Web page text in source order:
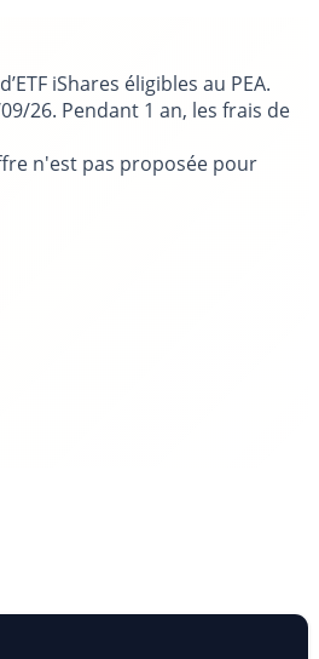
iShares éligibles au PEA.
26. Pendant 1 an, les frais de
n'est pas proposée pour